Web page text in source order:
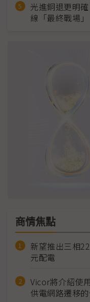
光進銅退更明
線「最終戰場」
商情焦點
新望推出三相
元配電
Vicor將介紹使
供電網路遷移